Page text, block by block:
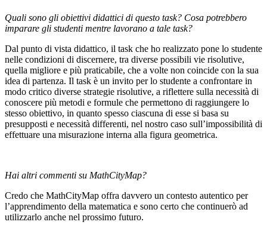
Quali sono gli obiettivi didattici di questo task? Cosa potrebbero
imparare gli studenti mentre lavorano a tale task?
Dal punto di vista didattico, il task che ho realizzato pone lo studente
nelle condizioni di discernere, tra diverse possibili vie risolutive,
quella migliore e più praticabile, che a volte non coincide con la sua
idea di partenza. Il task è un invito per lo studente a confrontare in
modo critico diverse strategie risolutive, a riflettere sulla necessità di
conoscere più metodi e formule che permettono di raggiungere lo
stesso obiettivo, in quanto spesso ciascuna di esse si basa su
presupposti e necessità differenti, nel nostro caso sull’impossibilità di
effettuare una misurazione interna alla figura geometrica.
Hai altri commenti su MathCityMap?
Credo che MathCityMap offra davvero un contesto autentico per
l’apprendimento della matematica e sono certo che continuerò ad
utilizzarlo anche nel prossimo futuro.